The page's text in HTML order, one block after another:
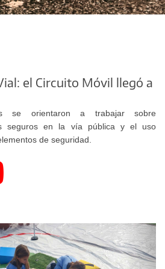
el Circuito Móvil llegó a
se orientaron a trabajar sobre
seguros en la vía pública y el uso
de seguridad.